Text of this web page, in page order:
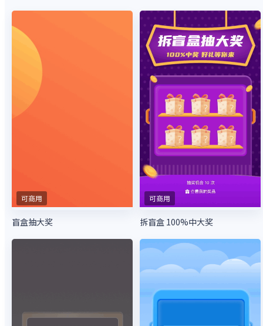
可商用
盲盒抽大奖
可商用
拆盲盒 100%中大奖